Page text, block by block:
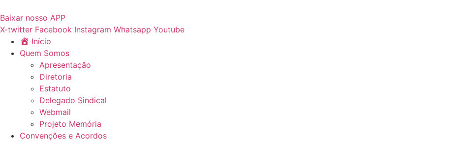
para
o
conteúdo
Baixar nosso APP
X-twitter Facebook Instagram Whatsapp Youtube
Início
Quem Somos
Apresentação
Diretoria
Estatuto
Delegado Sindical
Webmail
Projeto Memória
Convenções e Acordos